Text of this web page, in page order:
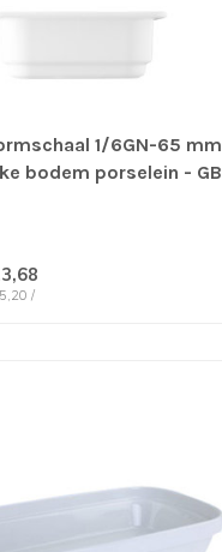
1/6GN-65 mm
bodem porselein - GB
/